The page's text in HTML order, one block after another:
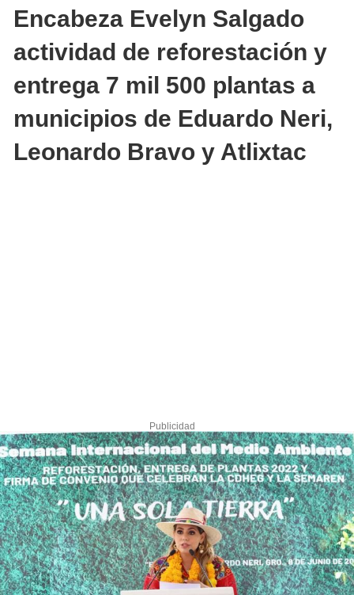
Encabeza Evelyn Salgado
actividad de reforestación y
entrega 7 mil 500 plantas a
municipios de Eduardo Neri,
Leonardo Bravo y Atlixtac
Publicidad